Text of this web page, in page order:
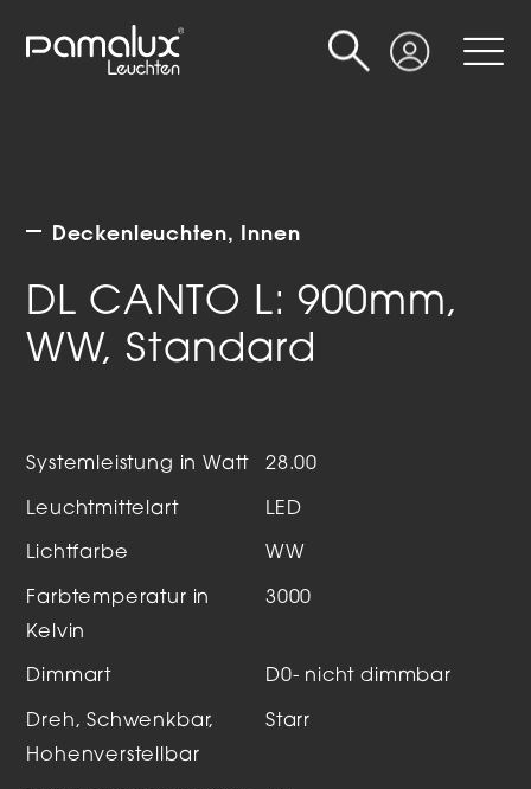
Login
Suche
Deckenleuchten Innen
DL CANTO L: 900mm,
WW, Standard
Systemleistung in Watt 28.00
Leuchtmittelart LED
Lichtfarbe WW
Farbtemperatur in
Kelvin
3000
Dimmart D0- nicht dimmbar
Dreh, Schwenkbar,
Hohenverstellbar
Starr